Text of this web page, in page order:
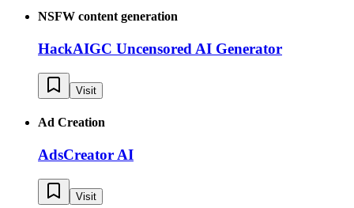
NSFW content generation
HackAIGC Uncensored AI Generator
Visit
Ad Creation
AdsCreator AI
Visit